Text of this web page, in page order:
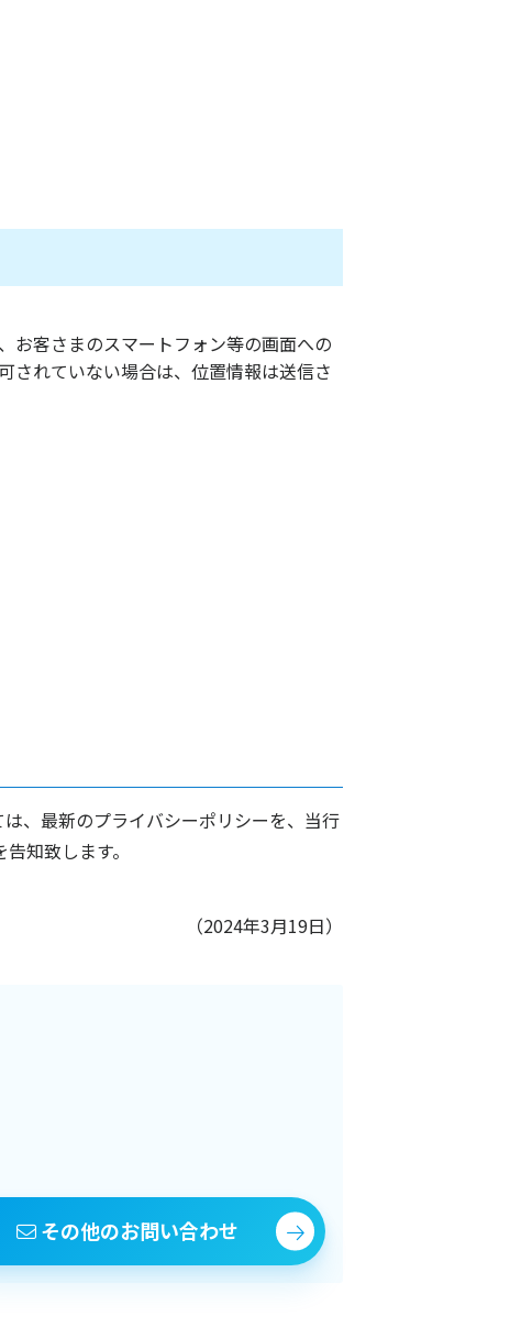
お客さまのスマートフォン等の画面への
されていない場合は、位置情報は送信さ
、最新のプライバシーポリシーを、当行
知致します。
（2024年3月19日）
その他のお問い合わせ